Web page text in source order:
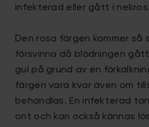
infekterad eller gått i nekros.
Den rosa färgen kommer så
försvinna då blödningen
gul på grund av en
färgen vara kvar även om
behandlas. En infekterad
ont och kan också kännas